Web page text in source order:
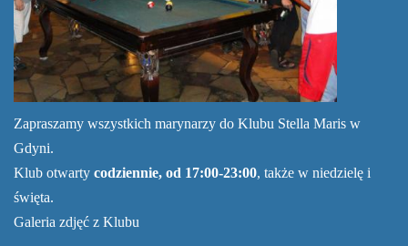
Zapraszamy wszystkich marynarzy do Klubu Stella Maris w
Gdyni.
Klub otwarty codziennie, od 17:00-23:00, także w niedzielę i
święta.
Galeria zdjęć z Klubu